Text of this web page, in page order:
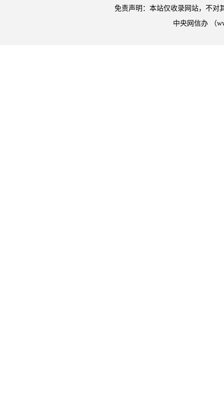
免责声明：本站仅收录网站，不对
中央网信办 （